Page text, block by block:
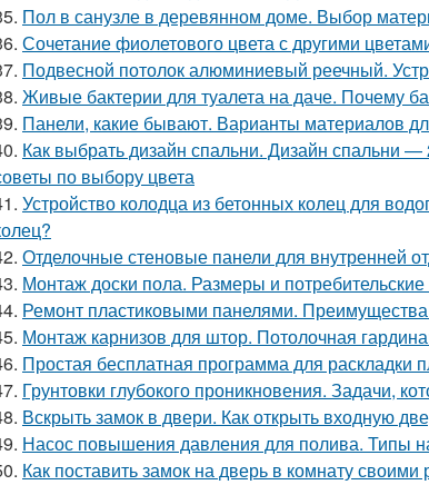
Пол в санузле в деревянном доме. Выбор
Сочетание фиолетового цвета с другими
Подвесной потолок алюминиевый реечный.
Живые бактерии для туалета на даче. Почему
Панели, какие бывают. Варианты материалов
Как выбрать дизайн спальни. Дизайн спальни
по выбору цвета
Устройство колодца из бетонных колец для
Отделочные стеновые панели для внутренней
Монтаж доски пола. Размеры и потребительские
Ремонт пластиковыми панелями. Преимущества
Монтаж карнизов для штор. Потолочная
Простая бесплатная программа для раскладки
Грунтовки глубокого проникновения. Задачи,
Вскрыть замок в двери. Как открыть входную
Насос повышения давления для полива. Типы
Как поставить замок на дверь в комнату